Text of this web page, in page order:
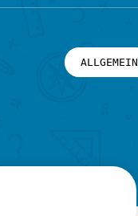
ALLGEMEIN